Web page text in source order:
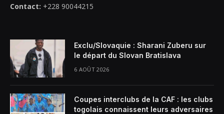
Contact: +228 90044215
Exclu/Slovaquie : Sharani Zuberu sur
le départ du Slovan Bratislava
6 AOÛT 2026
Coupes interclubs de la CAF : les clubs
togolais connaissent leurs adversaires